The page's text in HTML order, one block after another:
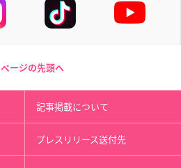
ページの先頭へ
記事掲載について
プレスリリース送付先